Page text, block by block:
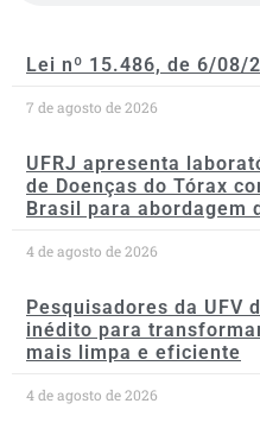
Lei nº 15.486, de 6/08/
7 de agosto de 2026
UFRJ apresenta
de Doenças do Tórax
Brasil para abordagem
4 de agosto de 2026
Pesquisadores da UFV
inédito para
mais limpa e eficiente
4 de agosto de 2026